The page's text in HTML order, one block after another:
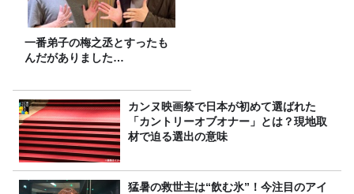
一番弟子の梅之丞とすったも
んだがありました…
カンヌ映画祭で日本が初めて選ばれた
「カントリーオブオナー」とは？現地取
材で迫る選出の意味
猛暑の救世主は“飲む氷”！今注目のアイ